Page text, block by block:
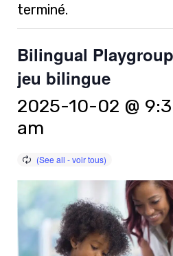
terminé.
Bilingual
jeu bilingue
2025-10-02 @
am